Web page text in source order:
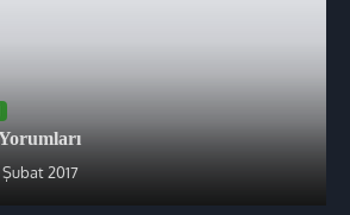
Şubat 2017